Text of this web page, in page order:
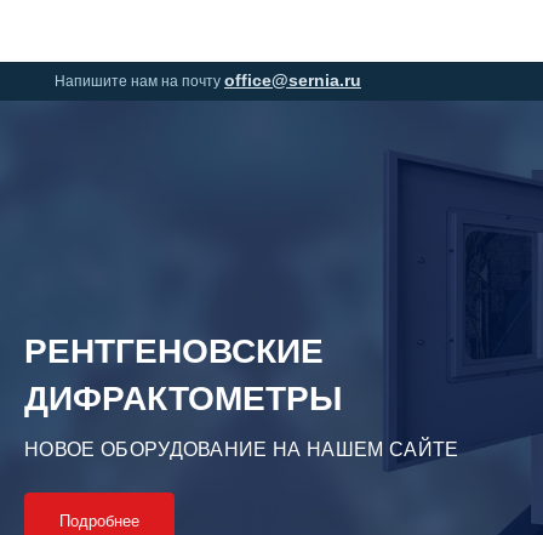
Напишите нам на почту office@sernia.ru
РЕНТГЕНОВСКИЕ
ДИФРАКТОМЕТРЫ
НОВОЕ ОБОРУДОВАНИЕ НА НАШЕМ САЙТЕ
Подробнее